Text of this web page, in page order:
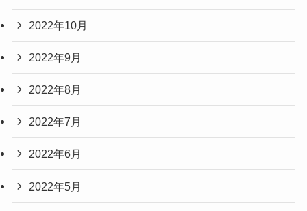
2022年10月
2022年9月
2022年8月
2022年7月
2022年6月
2022年5月